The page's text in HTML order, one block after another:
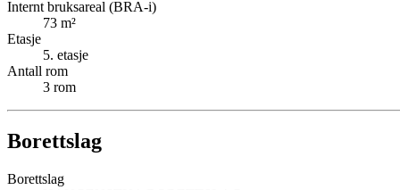
Internt bruksareal (BRA-i)
73 m²
Etasje
5. etasje
Antall rom
3 rom
Borettslag
Borettslag